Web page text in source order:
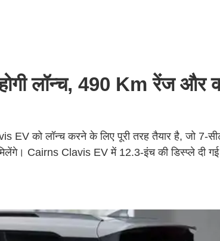
लॉन्च, 490 Km रेंज और
को लॉन्च करने के लिए पूरी तरह तैयार है, जो 7-
Cairns Clavis EV में 12.3-इंच की डिस्प्ले दी